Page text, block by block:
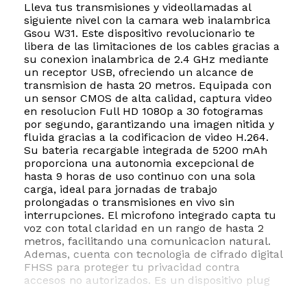
Lleva tus transmisiones y videollamadas al
siguiente nivel con la camara web inalambrica
Gsou W31. Este dispositivo revolucionario te
libera de las limitaciones de los cables gracias a
su conexion inalambrica de 2.4 GHz mediante
un receptor USB, ofreciendo un alcance de
transmision de hasta 20 metros. Equipada con
un sensor CMOS de alta calidad, captura video
en resolucion Full HD 1080p a 30 fotogramas
por segundo, garantizando una imagen nitida y
fluida gracias a la codificacion de video H.264.
Su bateria recargable integrada de 5200 mAh
proporciona una autonomia excepcional de
hasta 9 horas de uso continuo con una sola
carga, ideal para jornadas de trabajo
prolongadas o transmisiones en vivo sin
interrupciones. El microfono integrado capta tu
voz con total claridad en un rango de hasta 2
metros, facilitando una comunicacion natural.
Ademas, cuenta con tecnologia de cifrado digital
FHSS para proteger tu privacidad contra
accesos no autorizados. Es un dispositivo plug